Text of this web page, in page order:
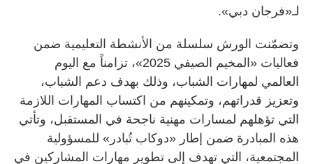
لـ«فرجان دبي».
وتضمّنت الورش سلسلة من الأنشطة التعليمية ضمن
فعاليات «المخيم الصيفي 2025»، تزامناً مع اليوم
العالمي لمهارات الشباب، وذلك بهدف دعم الشباب،
وتعزيز قدراتهم، وتمكينهم من اكتساب المهارات اللازمة
التي تؤهلهم لمسارات مهنية ناجحة في المستقبل، وتأتي
هذه المبادرة ضمن إطار «دوكاب تُبادر» للمسؤولية
المجتمعية، التي تهدف إلى تطوير مهارات المشاركين في